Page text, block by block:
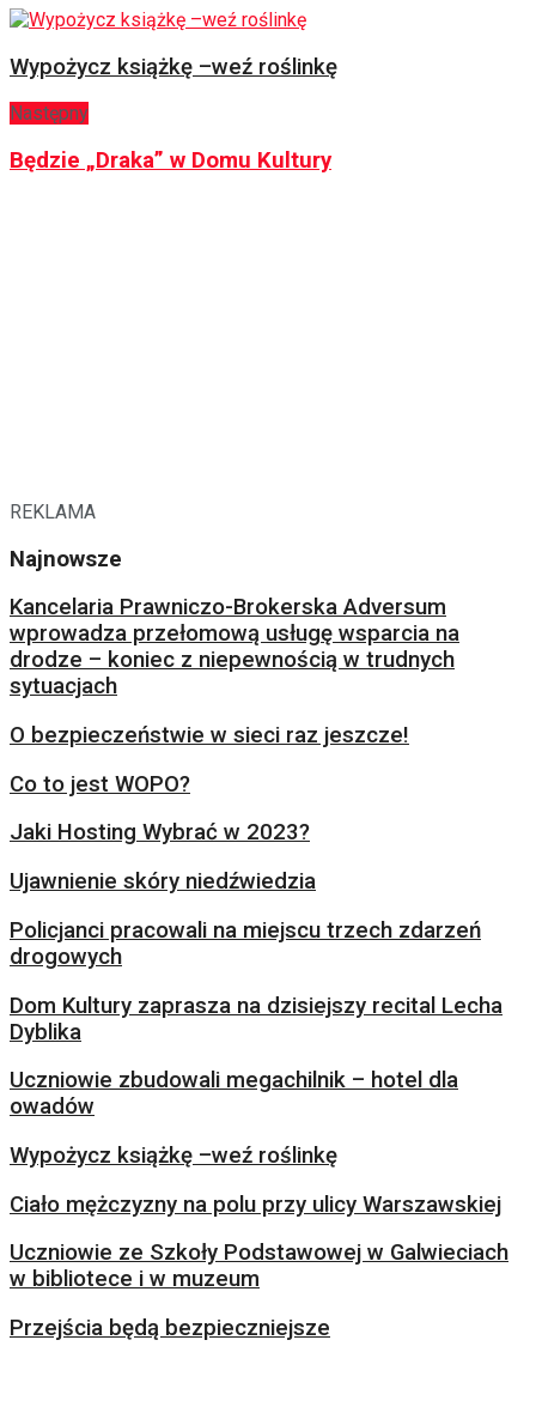
Wypożycz książkę –weź roślinkę
Następny
Będzie „Draka” w Domu Kultury
REKLAMA
Najnowsze
Kancelaria Prawniczo-Brokerska Adversum
wprowadza przełomową usługę wsparcia na
drodze – koniec z niepewnością w trudnych
sytuacjach
O bezpieczeństwie w sieci raz jeszcze!
Co to jest WOPO?
Jaki Hosting Wybrać w 2023?
Ujawnienie skóry niedźwiedzia
Policjanci pracowali na miejscu trzech zdarzeń
drogowych
Dom Kultury zaprasza na dzisiejszy recital Lecha
Dyblika
Uczniowie zbudowali megachilnik – hotel dla
owadów
Wypożycz książkę –weź roślinkę
Ciało mężczyzny na polu przy ulicy Warszawskiej
Uczniowie ze Szkoły Podstawowej w Galwieciach
w bibliotece i w muzeum
Przejścia będą bezpieczniejsze